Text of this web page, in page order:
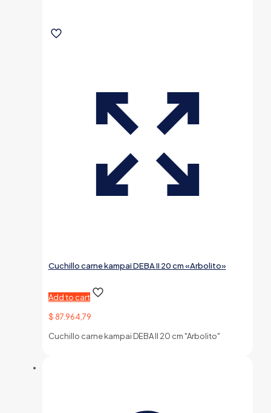
Cuchillo carne kampai DEBA II 20 cm «Arbolito»
Add to cart
$ 87.964,79
Cuchillo carne kampai DEBA II 20 cm "Arbolito"